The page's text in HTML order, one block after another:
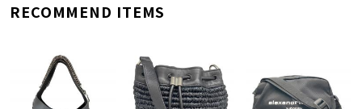
RECOMMEND ITEMS